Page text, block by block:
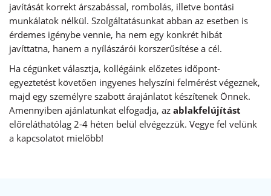
javítását korrekt árszabással, rombolás, illetve bontási
munkálatok nélkül. Szolgáltatásunkat abban az esetben is
érdemes igénybe vennie, ha nem egy konkrét hibát
javíttatna, hanem a nyílászárói korszerűsítése a cél.
Ha cégünket választja, kollégáink előzetes időpont-
egyeztetést követően ingyenes helyszíni felmérést végeznek,
majd egy személyre szabott árajánlatot készítenek Önnek.
Amennyiben ajánlatunkat elfogadja, az ablakfelújítást
előreláthatólag 2-4 héten belül elvégezzük. Vegye fel velünk
a kapcsolatot mielőbb!